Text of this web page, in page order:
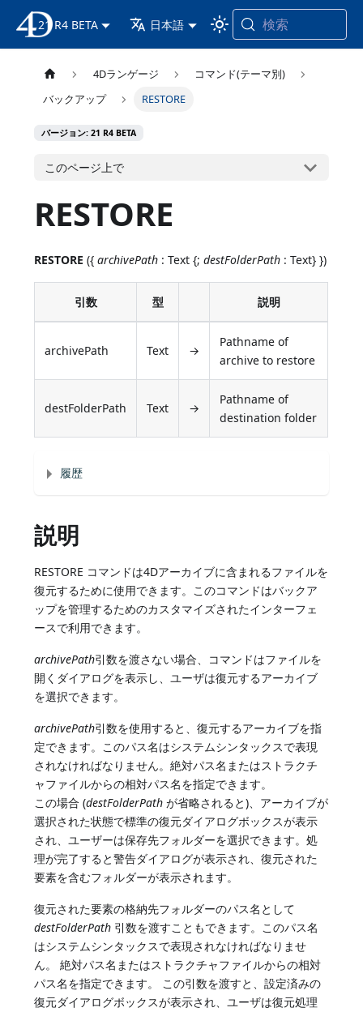
4D ドキュメンテーション
21 R4 BETA 日本語 検索
4Dランゲージ
コマンド(テーマ別)
バックアップ
RESTORE
バージョン: 21 R4 BETA
このページ上で
RESTORE
RESTORE ({archivePath : Text {;destFolderPath : Text} })
引数 型 説明
archivePath Text →
Pathname of
archive to restore
destFolderPath Text →
Pathname of
destination folder
履歴
説明
RESTORE コマンドは4Dアーカイブに含まれるファイルを
復元するために使用できます。このコマンドはバックア
ップを管理するためのカスタマイズされたインターフェ
ースで利用できます。
archivePath引数を渡さない場合、コマンドはファイルを
開くダイアログを表示し、ユーザは復元するアーカイブ
を選択できます。
archivePath引数を使用すると、復元するアーカイブを指
定できます。このパス名はシステムシンタックスで表現
されなければなりません。絶対パス名またはストラクチ
ャファイルからの相対パス名を指定できます。
この場合 (destFolderPath が省略されると)、アーカイブが
選択された状態で標準の復元ダイアログボックスが表示
され、ユーザーは保存先フォルダーを選択できます。処
理が完了すると警告ダイアログが表示され、復元された
要素を含むフォルダーが表示されます。
復元された要素の格納先フォルダーのパス名として
destFolderPath 引数を渡すこともできます。このパス名
はシステムシンタックスで表現されなければなりませ
ん。 絶対パス名またはストラクチャファイルからの相対
パス名を指定できます。 この引数を渡すと、設定済みの
復元ダイアログボックスが表示され、ユーザは復元処理